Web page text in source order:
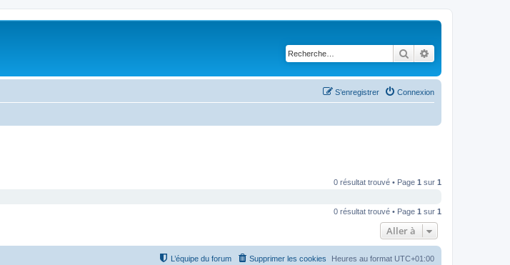
Rechercher
Connexion
S’enregistrer
0 résultat trouvé • Page 1 sur 1
0 résultat trouvé • Page 1 sur 1
Aller à
Heures au format UTC+01:00
Supprimer les cookies
L’équipe du forum